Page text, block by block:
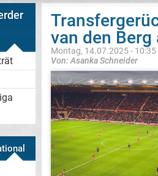
van den Berg
Montag, 14.07.2025 - 10:35
Von: Asanka Schneider